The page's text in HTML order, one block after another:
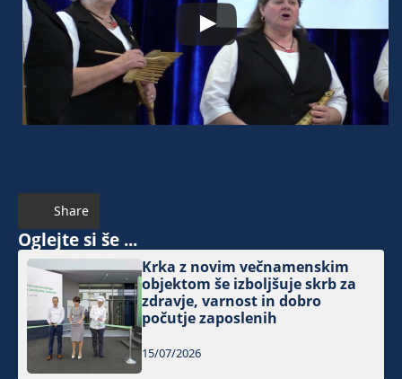
Share
Oglejte si še ...
Krka z novim večnamenskim
objektom še izboljšuje skrb za
zdravje, varnost in dobro
počutje zaposlenih
15/07/2026